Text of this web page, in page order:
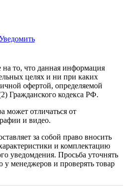
то, что данная информация
целях и ни при каких
офертой, определяемой
Гражданского кодекса РФ.
может отличаться от
и видео.
за собой право вносить
и комплектацию
уведомдения. Просьба уточнять
менеджеров и проверять товар